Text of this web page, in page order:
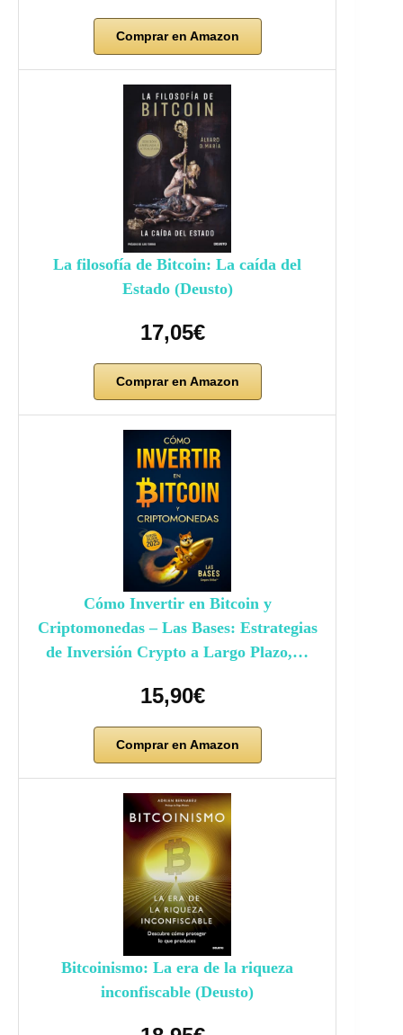
Comprar en Amazon
La filosofía de Bitcoin: La caída del
Estado (Deusto)
17,05€
Comprar en Amazon
Cómo Invertir en Bitcoin y
Criptomonedas – Las Bases: Estrategias
de Inversión Crypto a Largo Plazo,…
15,90€
Comprar en Amazon
Bitcoinismo: La era de la riqueza
inconfiscable (Deusto)